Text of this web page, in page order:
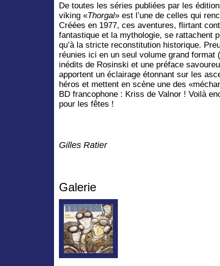
De toutes les séries publiées par les
viking «Thorgal» est l’une de celles qui
Créées en 1977, ces aventures, flirtant
fantastique et la mythologie, se rattachent
qu’à la stricte reconstitution historique.
réunies ici en un seul volume grand format
inédits de Rosinski et une préface
apportent un éclairage étonnant sur les
héros et mettent en scène une des
BD francophone : Kriss de Valnor ! Voilà
pour les fêtes !
Gilles Ratier
Galerie